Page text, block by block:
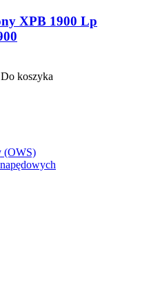
XPB 1900 Lp
Do koszyka
(OWS)